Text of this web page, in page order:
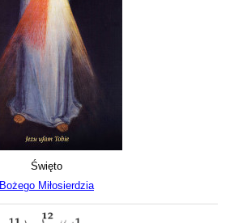
Święto
Bożego Miłosierdzia